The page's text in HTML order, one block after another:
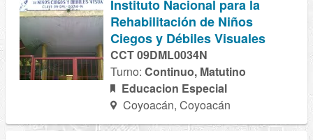
Instituto Nacional para la
Rehabilitación de Niños
Ciegos y Débiles Visuales
CCT 09DML0034N
Turno: Continuo, Matutino
Educacion Especial
Coyoacán, Coyoacán